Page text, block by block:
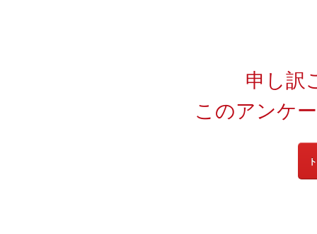
申し訳
このアンケ